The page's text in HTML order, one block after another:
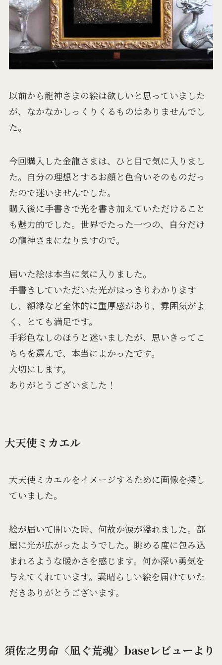
以前から龍神さまの絵は欲しいと思っていました
が、なかなかしっくりくるものはありませんでし
た。
今回購入した金龍さまは、ひと目で気に入りまし
た。自分の理想とするお顔と色合いそのものだっ
たので迷いませんでした。
購入後に手書きで光を書き加えていただけること
も魅力的でした。世界でたった一つの、自分だけ
の龍神さまになりますので。
届いた絵は本当に気に入りました。
手書きしていただいた光がはっきりわかります
し、額縁など全体的に重厚感があり、雰囲気がよ
く、とても満足です。
手彩色なしのほうと迷いましたが、思いきってこ
ちらを選んで、本当によかったです。
大切にします。
ありがとうございました！
大天使ミカエル
大天使ミカエルをイメージするために画像を探し
ていました。
絵が届いて開いた時、何故か涙が溢れました。部
屋に光が広がったようでした。眺める度に包み込
まれるような暖かさを感じます。何か深い勇気を
与えてくれています。素晴らしい絵を届けていた
だきありがとうございます。
須佐之男命〈凪ぐ荒魂〉baseレビューより